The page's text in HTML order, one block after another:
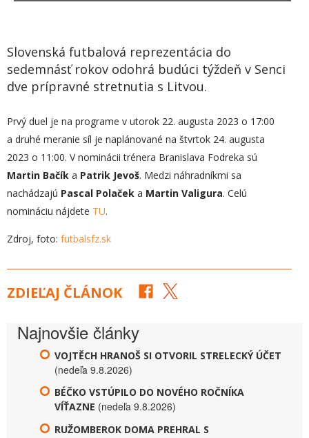
Slovenská futbalová reprezentácia do
sedemnásť rokov odohrá budúci týždeň v Senci
dve prípravné stretnutia s Litvou.
Prvý duel je na programe v utorok 22. augusta 2023 o 17:00
a druhé meranie síl je naplánované na štvrtok 24. augusta
2023 o 11:00. V nominácii trénera Branislava Fodreka sú
Martin Bačík a Patrik Jevoš. Medzi náhradníkmi sa
nachádzajú Pascal Polaček a Martin Valigura. Celú
nomináciu nájdete TU.
Zdroj, foto: futbalsfz.sk
ZDIEĽAJ ČLÁNOK
Najnovšie články
VOJTĚCH HRANOŠ SI OTVORIL STRELECKÝ ÚČET
(nedeľa 9.8.2026)
BÉČKO VSTÚPILO DO NOVÉHO ROČNÍKA
VÍŤAZNE (nedeľa 9.8.2026)
RUŽOMBEROK DOMA PREHRAL S